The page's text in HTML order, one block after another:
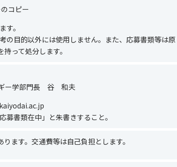
コピー
す。
の目的以外には使用しません。また、応募書類等は原
って処分します。
ー学部門長 谷 和夫
書類在中」と朱書きすること。
ます。交通費等は自己負担とします。